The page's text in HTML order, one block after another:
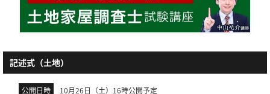
記述式（土地）
公開日時 10月26日（土）16時公開予定